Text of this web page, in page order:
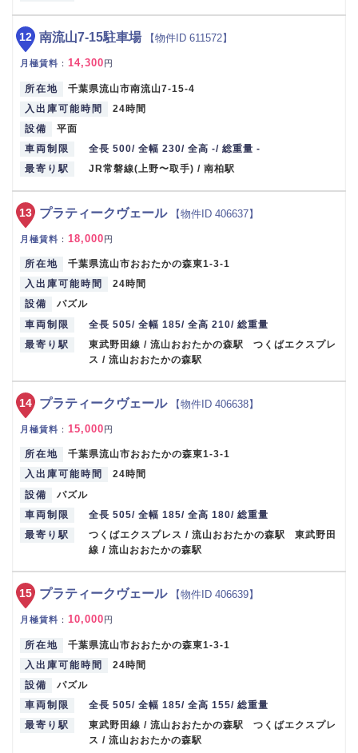
南流山7-15駐車場 【物件ID 611572】
月極賃料 ： 14,300 円
所在地
千葉県流山市南流山7-15-4
入出庫可能時間
24時間
設備
平面
車両制限
全長 500/ 全幅 230/ 全高 -/ 総重量 -
最寄り駅
JR常磐線(上野〜取手) / 南柏駅
12
プラティークヴェール 【物件ID 406637】
月極賃料 ： 18,000円
所在地
千葉県流山市おおたかの森東1-3-1
入出庫可能時間
24時間
設備
パズル
車両制限
全長 505/ 全幅 185/ 全高 210/ 総重量
最寄り駅
東武野田線 / 流山おおたかの森駅 つくばエクスプレ
ス / 流山おおたかの森駅
13
プラティークヴェール 【物件ID 406638】
月極賃料 ： 15,000円
所在地
千葉県流山市おおたかの森東1-3-1
入出庫可能時間
24時間
設備
パズル
車両制限
全長 505/ 全幅 185/ 全高 180/ 総重量
最寄り駅
つくばエクスプレス / 流山おおたかの森駅 東武野田
線 / 流山おおたかの森駅
14
プラティークヴェール 【物件ID 406639】
月極賃料 ： 10,000円
所在地
千葉県流山市おおたかの森東1-3-1
入出庫可能時間
24時間
設備
パズル
車両制限
全長 505/ 全幅 185/ 全高 155/ 総重量
最寄り駅
東武野田線 / 流山おおたかの森駅 つくばエクスプレ
ス / 流山おおたかの森駅
15